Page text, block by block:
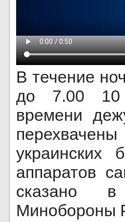
В течение
до 7.00 10
времени
украинских
аппаратов
сказано в
Минобороны